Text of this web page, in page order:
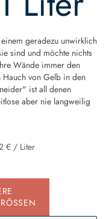
geradezu unwirklich
sind und möchte nichts
Wände immer den
von Gelb in den
ist all denen
aber nie langweilig
€ / Liter